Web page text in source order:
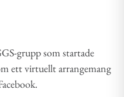
grupp som startade
ett virtuellt arrangemang